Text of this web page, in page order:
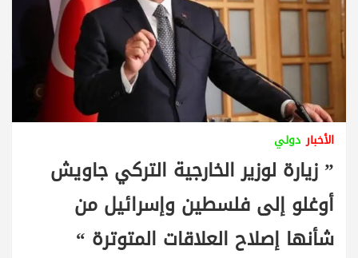
الأخبار دولي
” زيارة لوزير الخارجية التركي جاويش
أوغلو إلى فلسطين وإسرائيل من
شأنها إصلاح العلاقات المتوترة “